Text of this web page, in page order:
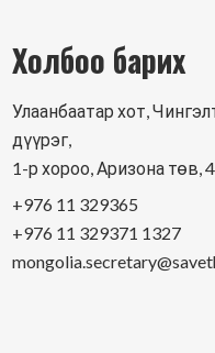
Холбоо барих
Улаанбаатар хот,
дүүрэг,
1-р хороо, Аризона төв,
+976 11 329365
+976 11 329371 1327